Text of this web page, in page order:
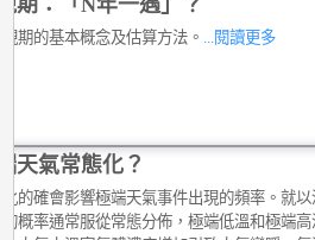
期：「N年一遇」？
期的基本概念及估算方法。 ...閱讀更多
天氣常態化？
的確會影響極端天氣事件出現的頻率。就
概率通常服從常態分佈，極端低溫和極端